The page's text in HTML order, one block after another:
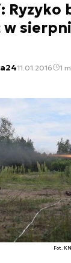
w
11.01.2016 1
Fot.